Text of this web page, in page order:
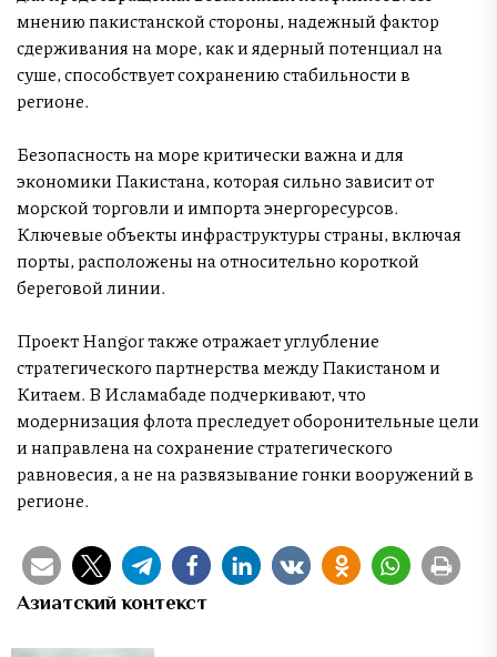
мнению пакистанской стороны, надежный фактор
сдерживания на море, как и ядерный потенциал на
суше, способствует сохранению стабильности в
регионе.
Безопасность на море критически важна и для
экономики Пакистана, которая сильно зависит от
морской торговли и импорта энергоресурсов.
Ключевые объекты инфраструктуры страны, включая
порты, расположены на относительно короткой
береговой линии.
Проект Hangor также отражает углубление
стратегического партнерства между Пакистаном и
Китаем. В Исламабаде подчеркивают, что
модернизация флота преследует оборонительные цели
и направлена на сохранение стратегического
равновесия, а не на развязывание гонки вооружений в
регионе.
Азиатский контекст